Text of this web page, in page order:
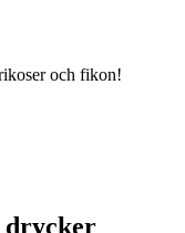
och fikon!
drycker